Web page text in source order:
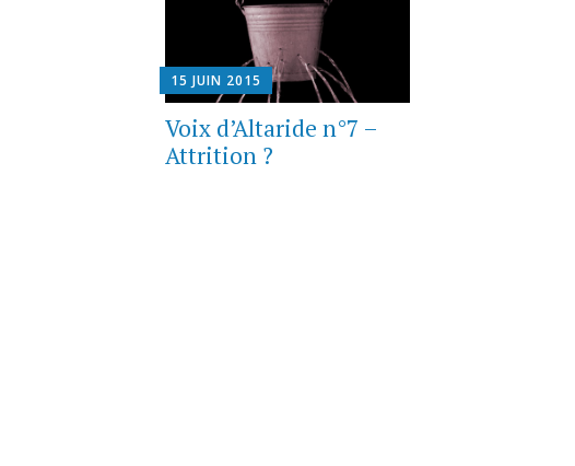
15 JUIN 2015
Voix d’Altaride n°7 –
Attrition ?